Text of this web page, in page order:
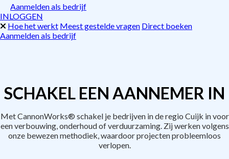
Aanmelden als bedrijf
INLOGGEN
Hoe het werkt Meest gestelde vragen Direct boeken
Aanmelden als bedrijf
SCHAKEL EEN AANNEMER IN
Met CannonWorks® schakel je bedrijven in de regio Cuijk in voor
een verbouwing, onderhoud of verduurzaming. Zij werken volgens
onze bewezen methodiek, waardoor projecten probleemloos
verlopen.